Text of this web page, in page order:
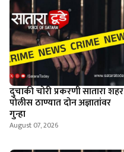
दुचाकी चोरी प्रकरणी सातारा शहर
पोलीस ठाण्यात दोन अज्ञातांवर
गुन्हा
August 07, 2026